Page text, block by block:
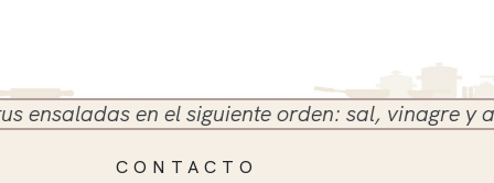
en el siguiente orden: sal, vinagre y aceite
CONTACTO